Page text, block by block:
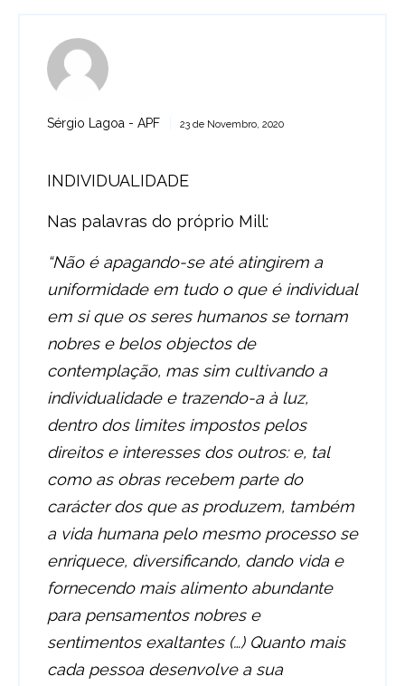
Sérgio Lagoa - APF 23 de Novembro, 2020
INDIVIDUALIDADE
Nas palavras do próprio Mill:
“Não é apagando-se até atingirem a
uniformidade em tudo o que é individual
em si que os seres humanos se tornam
nobres e belos objectos de
contemplação, mas sim cultivando a
individualidade e trazendo-a à luz,
dentro dos limites impostos pelos
direitos e interesses dos outros: e, tal
como as obras recebem parte do
carácter dos que as produzem, também
a vida humana pelo mesmo processo se
enriquece, diversificando, dando vida e
fornecendo mais alimento abundante
para pensamentos nobres e
sentimentos exaltantes (…) Quanto mais
cada pessoa desenvolve a sua